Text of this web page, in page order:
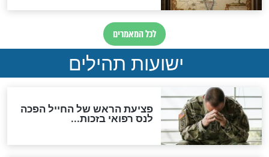
להמתקת הדינים וביטול
גזרות
סגולת ע"ב שמות הקודש